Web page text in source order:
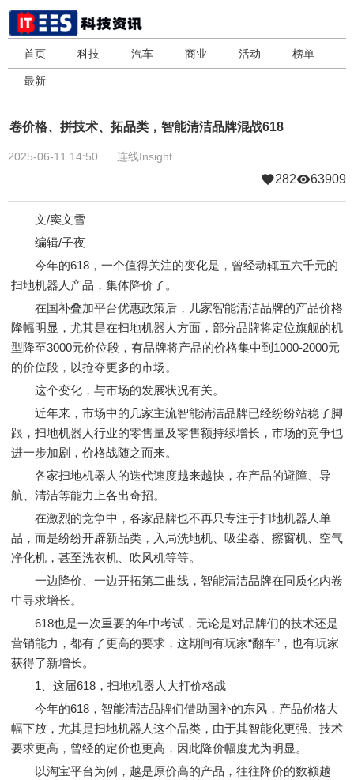
首页 科技 汽车 商业 活动 榜单
最新
卷价格、拼技术、拓品类，智能清洁品牌混战618
2025-06-11 14:50 连线Insight
282 63909
文/窦文雪
编辑/子夜
今年的618，一个值得关注的变化是，曾经动辄五六千元的
扫地机器人产品，集体降价了。
在国补叠加平台优惠政策后，几家智能清洁品牌的产品价格
降幅明显，尤其是在扫地机器人方面，部分品牌将定位旗舰的机
型降至3000元价位段，有品牌将产品的价格集中到1000-2000元
的价位段，以抢夺更多的市场。
这个变化，与市场的发展状况有关。
近年来，市场中的几家主流智能清洁品牌已经纷纷站稳了脚
跟，扫地机器人行业的零售量及零售额持续增长，市场的竞争也
进一步加剧，价格战随之而来。
各家扫地机器人的迭代速度越来越快，在产品的避障、导
航、清洁等能力上各出奇招。
在激烈的竞争中，各家品牌也不再只专注于扫地机器人单
品，而是纷纷开辟新品类，入局洗地机、吸尘器、擦窗机、空气
净化机，甚至洗衣机、吹风机等等。
一边降价、一边开拓第二曲线，智能清洁品牌在同质化内卷
中寻求增长。
618也是一次重要的年中考试，无论是对品牌们的技术还是
营销能力，都有了更高的要求，这期间有玩家“翻车”，也有玩家
获得了新增长。
1、这届618，扫地机器人大打价格战
今年的618，智能清洁品牌们借助国补的东风，产品价格大
幅下放，尤其是扫地机器人这个品类，由于其智能化更强、技术
要求更高，曾经的定价也更高，因此降价幅度尤为明显。
以淘宝平台为例，越是原价高的产品，往往降价的数额越